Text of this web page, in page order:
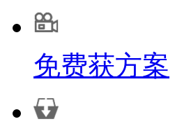
免费获方案